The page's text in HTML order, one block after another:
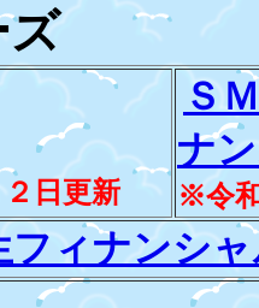
ズ
日更新
Ｓ
ナ
※令
フィナンシ